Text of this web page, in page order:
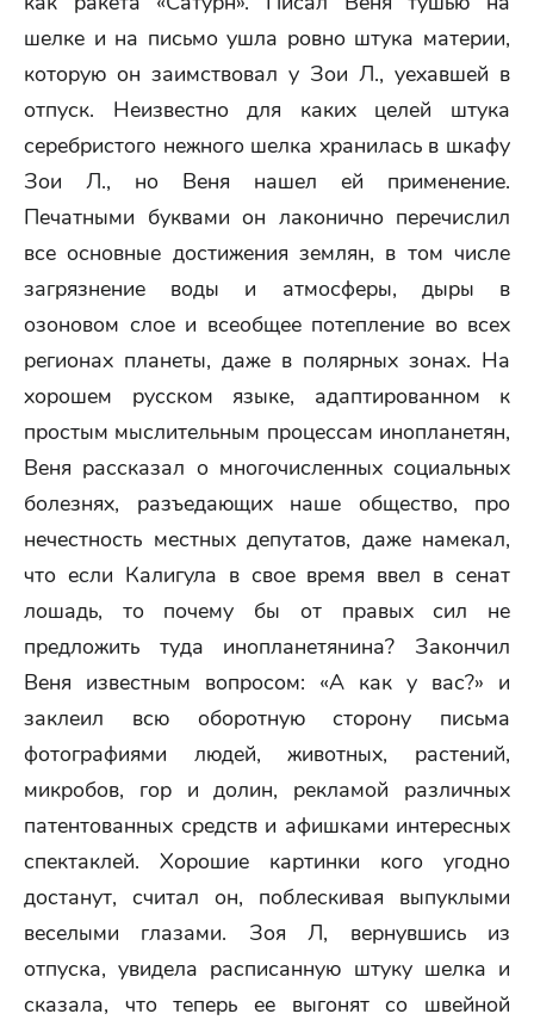
шелке и на письмо ушла ровно штука материи,
которую он заимствовал у Зои Л., уехавшей в
отпуск. Неизвестно для каких целей штука
серебристого нежного шелка хранилась в шкафу
Зои Л., но Веня нашел ей применение.
Печатными буквами он лаконично перечислил
все основные достижения землян, в том числе
загрязнение воды и атмосферы, дыры в
озоновом слое и всеобщее потепление во всех
регионах планеты, даже в полярных зонах. На
хорошем русском языке, адаптированном к
простым мыслительным процессам инопланетян,
Веня рассказал о многочисленных социальных
болезнях, разъедающих наше общество, про
нечестность местных депутатов, даже намекал,
что если Калигула в свое время ввел в сенат
лошадь, то почему бы от правых сил не
предложить туда инопланетянина? Закончил
Веня известным вопросом: «А как у вас?» и
заклеил всю оборотную сторону письма
фотографиями людей, животных, растений,
микробов, гор и долин, рекламой различных
патентованных средств и афишками интересных
спектаклей. Хорошие картинки кого угодно
достанут, считал он, поблескивая выпуклыми
веселыми глазами. Зоя Л, вернувшись из
отпуска, увидела расписанную штуку шелка и
сказала, что теперь ее выгонят со швейной